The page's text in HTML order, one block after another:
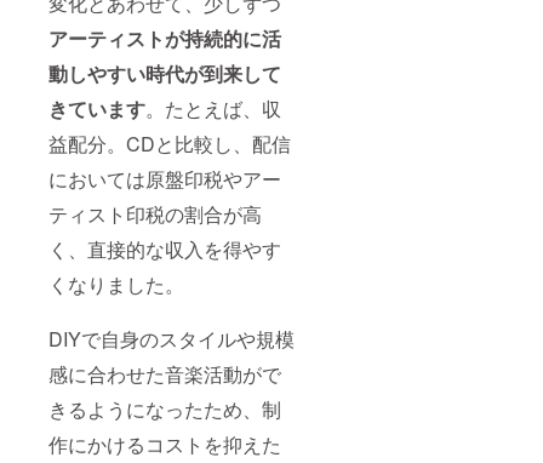
アーティストが持続的に活
動しやすい時代が到来して
きています。たとえば、収
益配分。CDと比較し、配信
においては原盤印税やアー
ティスト印税の割合が高
く、直接的な収入を得やす
くなりました。
DIYで自身のスタイルや規模
感に合わせた音楽活動がで
きるようになったため、制
作にかけるコストを抑えた